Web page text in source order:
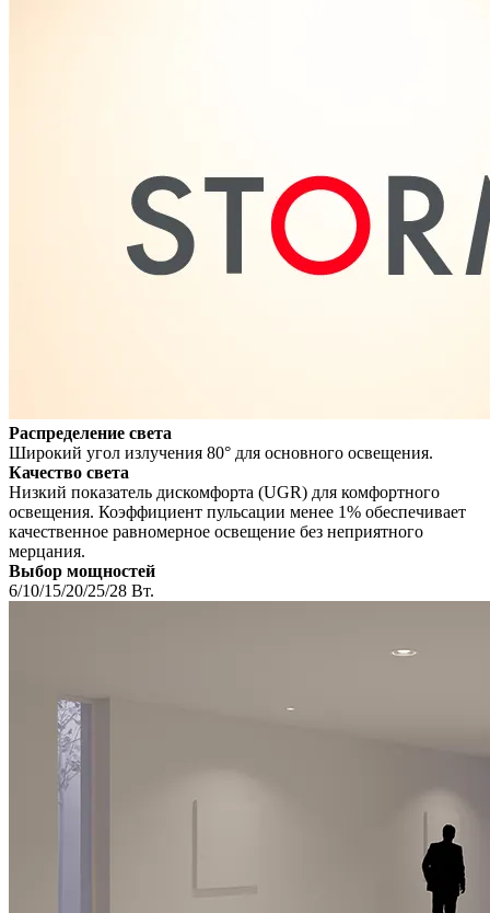
Распределение света
Широкий угол излучения 80° для основного освещения.
Качество света
Низкий показатель дискомфорта (UGR) для комфортного
освещения. Коэффициент пульсации менее 1% обеспечивает
качественное равномерное освещение без неприятного
мерцания.
Выбор мощностей
6/10/15/20/25/28 Вт.